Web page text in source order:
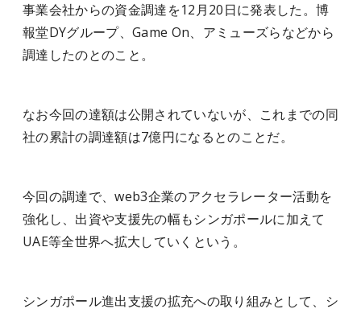
事業会社からの資金調達を12月20日に発表した。博
報堂DYグループ、Game On、アミューズらなどから
調達したのとのこと。
なお今回の達額は公開されていないが、これまでの同
社の累計の調達額は7億円になるとのことだ。
今回の調達で、web3企業のアクセラレーター活動を
強化し、出資や支援先の幅もシンガポールに加えて
UAE等全世界へ拡大していくという。
シンガポール進出支援の拡充への取り組みとして、シ